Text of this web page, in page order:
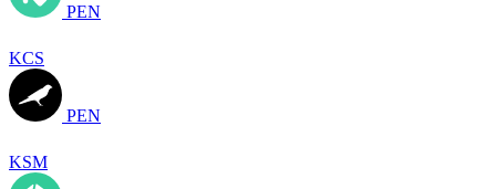
PEN
KCS
PEN
KSM